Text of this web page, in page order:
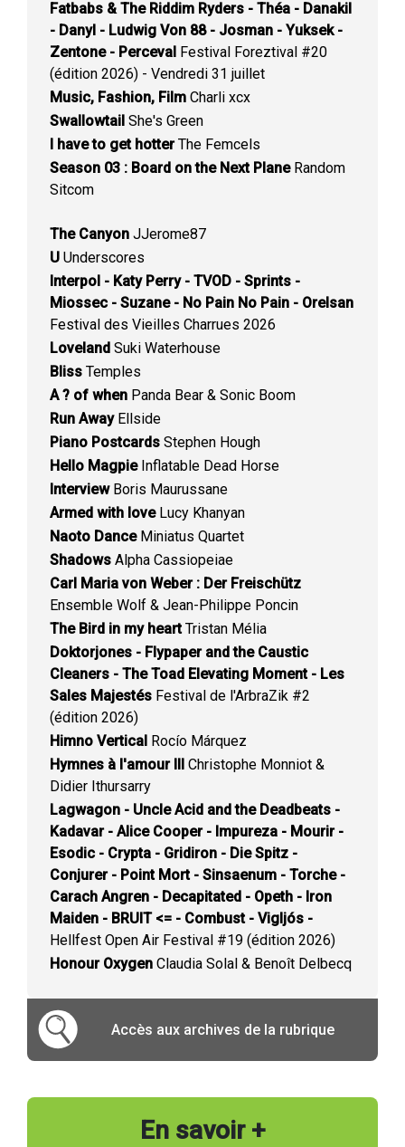
Fatbabs & The Riddim Ryders - Théa - Danakil
- Danyl - Ludwig Von 88 - Josman - Yuksek -
Zentone - Perceval Festival Foreztival #20
(édition 2026) - Vendredi 31 juillet
Music, Fashion, Film Charli xcx
Swallowtail She's Green
I have to get hotterThe Femcels
Season 03 : Board on the Next PlaneRandom
Sitcom
The Canyon JJerome87
U Underscores
Interpol - Katy Perry - TVOD - Sprints -
Miossec - Suzane - No Pain No Pain - Orelsan
Festival des Vieilles Charrues 2026
Loveland Suki Waterhouse
Bliss Temples
A ? of when Panda Bear & Sonic Boom
Run AwayEllside
Piano Postcards Stephen Hough
Hello MagpieInflatable Dead Horse
InterviewBoris Maurussane
Armed with loveLucy Khanyan
Naoto DanceMiniatus Quartet
Shadows Alpha Cassiopeiae
Carl Maria von Weber : Der Freischütz
Ensemble Wolf & Jean-Philippe Poncin
The Bird in my heartTristan Mélia
Doktorjones - Flypaper and the Caustic
Cleaners - The Toad Elevating Moment - Les
Sales Majestés Festival de l'ArbraZik #2
(édition 2026)
Himno Vertical Rocío Márquez
Hymnes à l'amour III Christophe Monniot &
Didier Ithursarry
Lagwagon - Uncle Acid and the Deadbeats -
Kadavar - Alice Cooper - Impureza - Mourir -
Esodic - Crypta - Gridiron - Die Spitz -
Conjurer - Point Mort - Sinsaenum - Torche -
Carach Angren - Decapitated - Opeth - Iron
Maiden - BRUIT <= - Combust - Vigljós -
Hellfest Open Air Festival #19 (édition 2026)
Honour Oxygen Claudia Solal & Benoît Delbecq
Accès aux archives de la rubrique
En savoir +